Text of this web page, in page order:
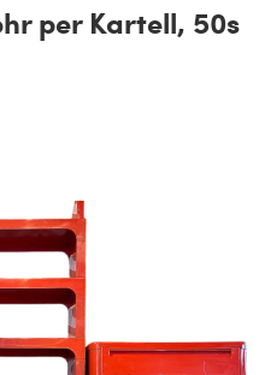
per Kartell, 50s